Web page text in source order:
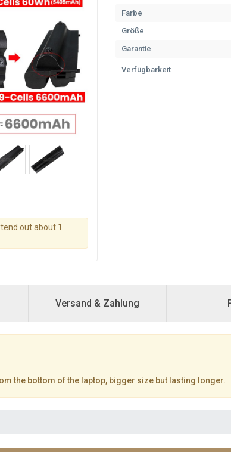
out about 1
Farbe
Größe
Garantie
Verfügbarkeit
Versand & Zahlung
the bottom of the laptop, bigger size but lasting longer.